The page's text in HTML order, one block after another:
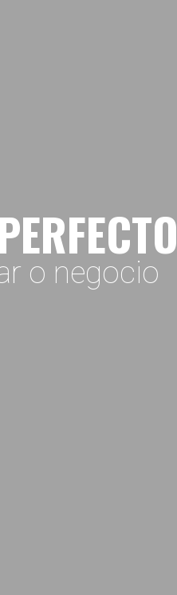
o negocio